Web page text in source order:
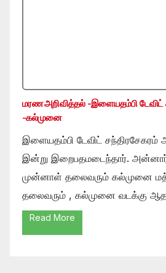
மரண அறிவித்தல் -இளையதம்பி டேவிட்
-கல்முனை
இளையதம்பி டேவிட் சந்திரசேகரம்
இன்று இறைபதமடைந்தார்.
முன்னாள் தலைவரும் கல்முனை
தலைவரும் , கல்முனை வடக்கு
Read More